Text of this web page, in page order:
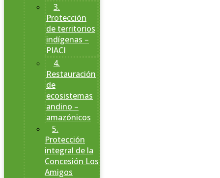
3.
Protección
de territorios
indígenas –
PIACI
4.
Restauración
de
ecosistemas
andino –
amazónicos
5.
Protección
integral de la
Concesión Los
Amigos